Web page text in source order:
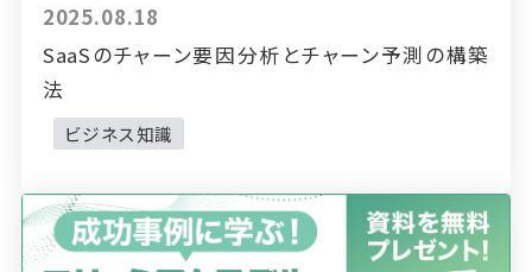
2025.08.18
SaaSのチャーン要因分析とチャーン予測の構築
法
ビジネス知識